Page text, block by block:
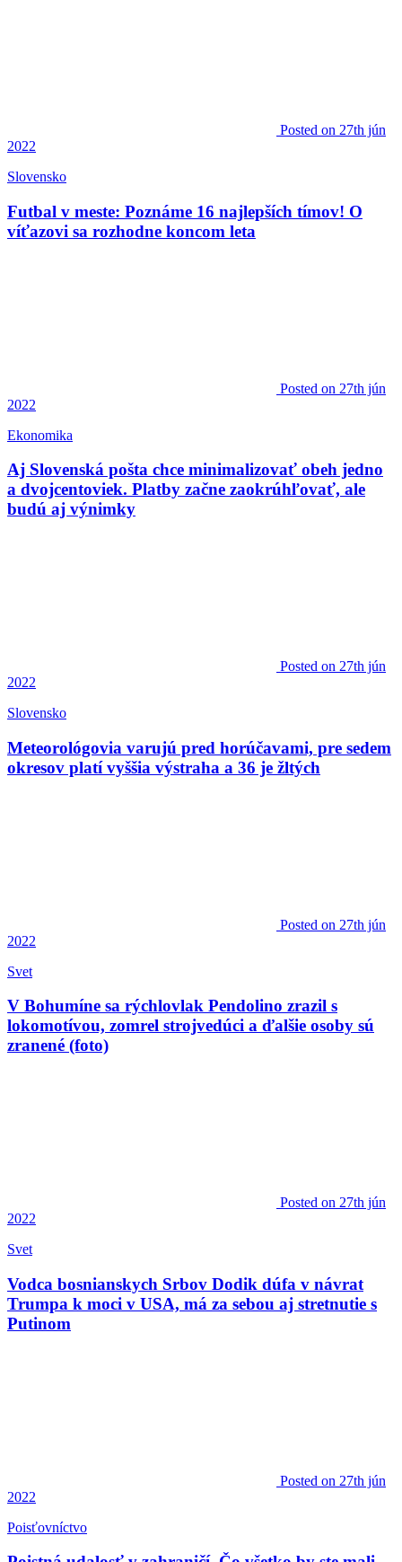
Posted on 27th jún
2022
Slovensko
Futbal v meste: Poznáme 16 najlepších tímov! O
víťazovi sa rozhodne koncom leta
Posted on 27th jún
2022
Ekonomika
Aj Slovenská pošta chce minimalizovať obeh jedno
a dvojcentoviek. Platby začne zaokrúhľovať, ale
budú aj výnimky
Posted on 27th jún
2022
Slovensko
Meteorológovia varujú pred horúčavami, pre sedem
okresov platí vyššia výstraha a 36 je žltých
Posted on 27th jún
2022
Svet
V Bohumíne sa rýchlovlak Pendolino zrazil s
lokomotívou, zomrel strojvedúci a ďalšie osoby sú
zranené (foto)
Posted on 27th jún
2022
Svet
Vodca bosnianskych Srbov Dodik dúfa v návrat
Trumpa k moci v USA, má za sebou aj stretnutie s
Putinom
Posted on 27th jún
2022
Poisťovníctvo